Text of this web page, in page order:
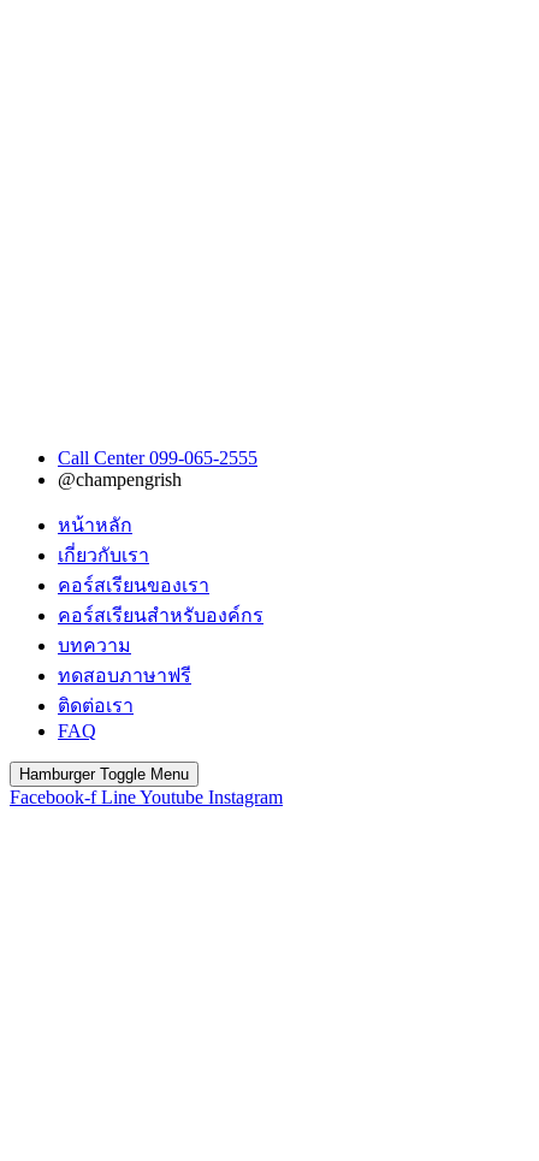
Call Center 099-065-2555
@champengrish
หน้าหลัก
เกี่ยวกับเรา
คอร์สเรียนของเรา
คอร์สเรียนสำหรับองค์กร
บทความ
ทดสอบภาษาฟรี
ติดต่อเรา
FAQ
Hamburger Toggle Menu
Facebook-f LineYoutube Instagram